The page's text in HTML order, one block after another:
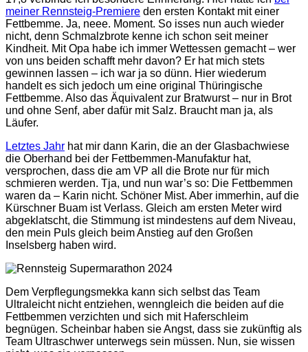
meiner Rennsteig-Premiere den ersten Kontakt mit einer
Fettbemme. Ja, neee. Moment. So isses nun auch wieder
nicht, denn Schmalzbrote kenne ich schon seit meiner
Kindheit. Mit Opa habe ich immer Wettessen gemacht – wer
von uns beiden schafft mehr davon? Er hat mich stets
gewinnen lassen – ich war ja so dünn. Hier wiederum
handelt es sich jedoch um eine original Thüringische
Fettbemme. Also das Äquivalent zur Bratwurst – nur in Brot
und ohne Senf, aber dafür mit Salz. Braucht man ja, als
Läufer.
Letztes Jahr hat mir dann Karin, die an der Glasbachwiese
die Oberhand bei der Fettbemmen-Manufaktur hat,
versprochen, dass die am VP all die Brote nur für mich
schmieren werden. Tja, und nun war’s so: Die Fettbemmen
waren da – Karin nicht. Schöner Mist. Aber immerhin, auf die
Kürschner Buam ist Verlass. Gleich am ersten Meter wird
abgeklatscht, die Stimmung ist mindestens auf dem Niveau,
den mein Puls gleich beim Anstieg auf den Großen
Inselsberg haben wird.
Dem Verpflegungsmekka kann sich selbst das Team
Ultraleicht nicht entziehen, wenngleich die beiden auf die
Fettbemmen verzichten und sich mit Haferschleim
begnügen. Scheinbar haben sie Angst, dass sie zukünftig als
Team Ultraschwer unterwegs sein müssen. Nun, sie wissen